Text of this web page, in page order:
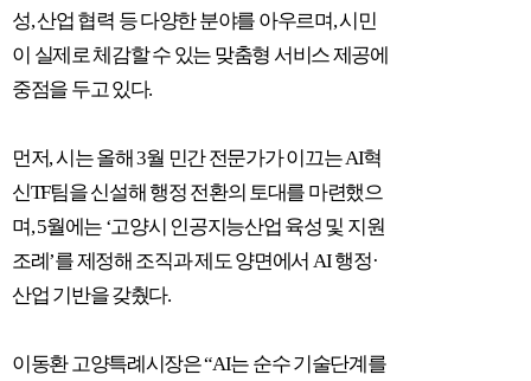
성,산업 협력 등 다양한 분야를 아우르며,시민
이 실제로 체감할 수 있는 맞춤형 서비스 제공에
중점을 두고 있다.
먼저,시는 올해3월 민간 전문가가 이끄는AI혁
신TF팀을 신설해 행정 전환의 토대를 마련했으
며, 5월에는 ‘고양시 인공지능산업 육성 및 지원
조례’를 제정해 조직과 제도 양면에서AI행정·
산업 기반을 갖췄다.
이동환 고양특례시장은“AI는 순수 기술단계를